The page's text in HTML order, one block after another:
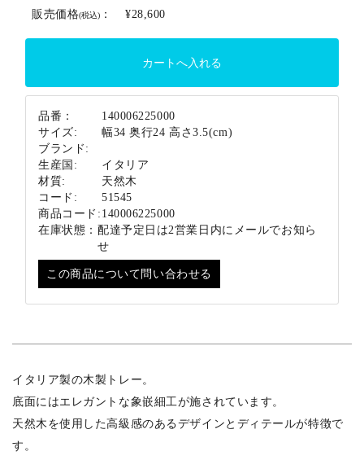
販売価格(税込) ： ¥28,600
品番：
140006225000
サイズ:
幅34 奥行24 高さ3.5(cm)
ブランド:
生産国:
イタリア
材質:
天然木
コード:
51545
商品コード: 140006225000
在庫状態： 配達予定日は2営業日内にメールでお知ら
せ
この商品について問い合わせる
イタリア製の木製トレー。
底面にはエレガントな象嵌細工が施されています。
天然木を使用した高級感のあるデザインとディテールが特徴で
す。